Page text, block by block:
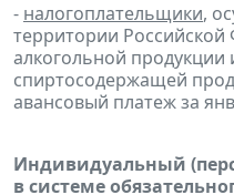
- налогоплательщики,
территории
алкогольной продукции
спиртосодержащей
авансовый платеж за
Индивидуальный
в системе